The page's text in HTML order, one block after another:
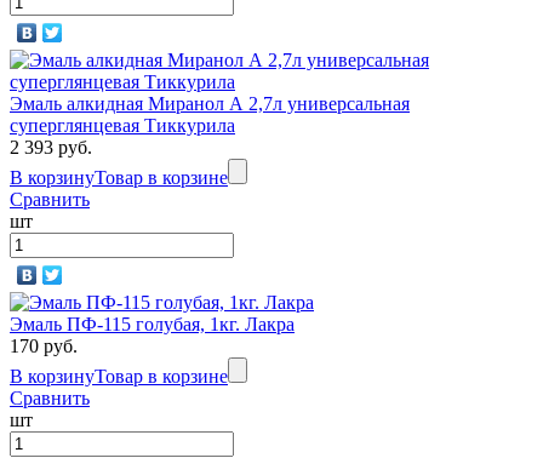
Эмаль алкидная Миранол А 2,7л универсальная
суперглянцевая Тиккурила
2 393 руб.
В корзинуТовар в корзине
Сравнить
шт
Эмаль ПФ-115 голубая, 1кг. Лакра
170 руб.
В корзинуТовар в корзине
Сравнить
шт